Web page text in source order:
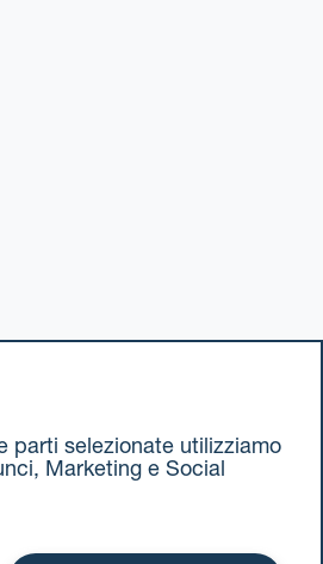
parti selezionate utilizziamo
Marketing e Social